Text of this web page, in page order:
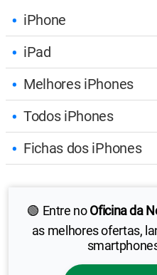
iPhone
iPad
Melhores iPhones
Todos iPhones
Fichas dos iPhones
🟢 Entre noOficina da
as melhores ofertas,